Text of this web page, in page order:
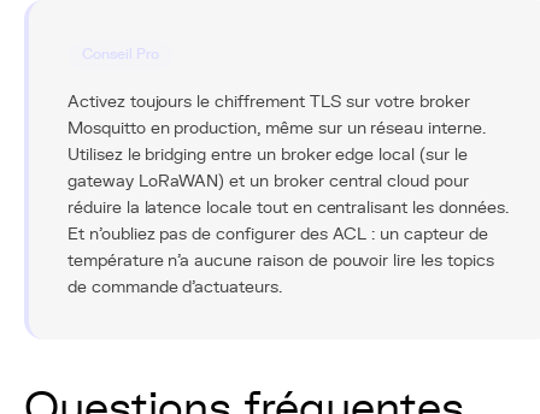
Conseil Pro
Activez toujours le chiffrement TLS sur votre broker
Mosquitto en production, même sur un réseau interne.
Utilisez le bridging entre un broker edge local (sur le
gateway LoRaWAN) et un broker central cloud pour
réduire la latence locale tout en centralisant les données.
Et n'oubliez pas de configurer des ACL : un capteur de
température n'a aucune raison de pouvoir lire les topics
de commande d'actuateurs.